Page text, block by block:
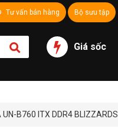
Tư vấn bán hàng Bộ sưu tập
Giá sốc
B760 ITX DDR4 BLIZZARDS